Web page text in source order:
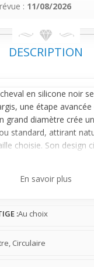
: 11/08/2026
DESCRIPTION
en silicone noir
une étape
grand diamètre crée
standard, attirant
choisie. Son design
un diamètre
inconfortables
En savoir plus
:Au choix
Circulaire